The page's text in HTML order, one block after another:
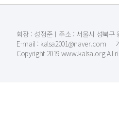
회장 : 성정준ㅣ주소 : 서울시 성북구
E-mail : kalsa2001@naver.com ㅣ
Copyright 2019 www.kalsa.org All